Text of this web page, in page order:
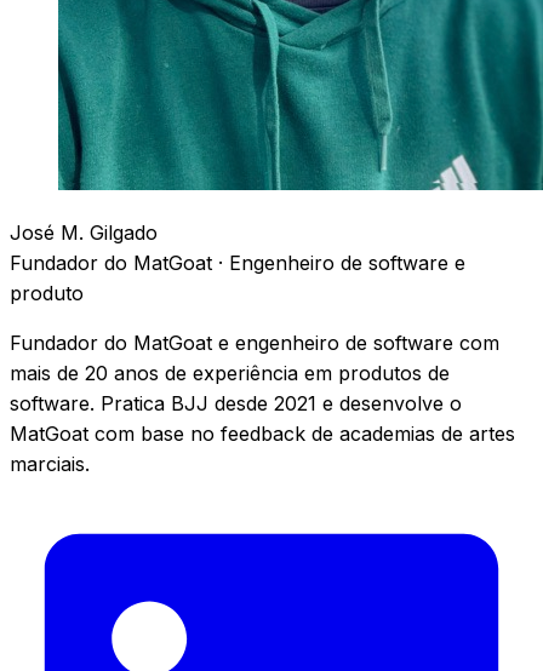
José M. Gilgado
Fundador do MatGoat · Engenheiro de software e
produto
Fundador do MatGoat e engenheiro de software com
mais de 20 anos de experiência em produtos de
software. Pratica BJJ desde 2021 e desenvolve o
MatGoat com base no feedback de academias de artes
marciais.